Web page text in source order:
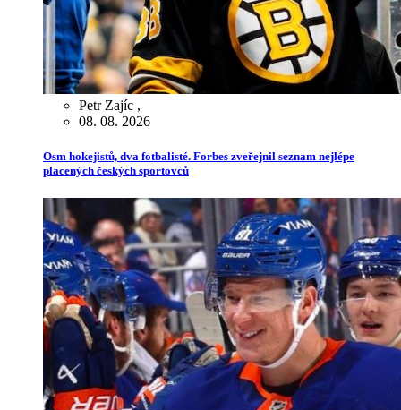
Petr Zajíc ,
08. 08. 2026
Osm hokejistů, dva fotbalisté. Forbes zveřejnil seznam nejlépe
placených českých sportovců